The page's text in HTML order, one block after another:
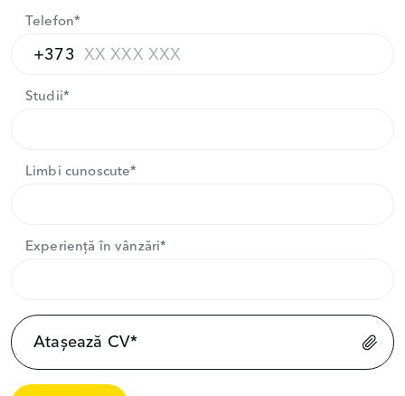
Telefon*
+373
Studii*
Limbi cunoscute*
Experiență în vânzări*
Atașează CV*